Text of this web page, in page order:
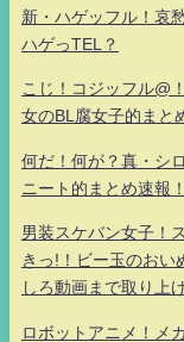
新・ハゲッフル！哀
ハゲっTEL？
こじ！コジッフル@
女のBL腐女子的まと
何だ！何が？真・
ニート的まとめ速報
男装スケバン女子！
きっ!！ビー玉のお
しろ動画まで取り上
ロボットアニメ！メ